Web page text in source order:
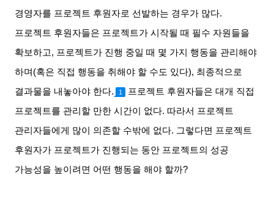
경영자를 프로젝트 후원자로 선발하는 경우가 많다.
프로젝트 후원자들은 프로젝트가 시작될 때 필수 자원들을
확보하고, 프로젝트가 진행 중일 때 몇 가지 행동을 관리해야
하며 (혹은 직접 행동을 취해야 할 수도 있다), 최종적으로
결과물을 내놓아야 한다. 1
프로젝트 후원자들은 대개 직접
프로젝트를 관리할 만한 시간이 없다. 따라서 프로젝트
관리자들에게 많이 의존할 수밖에 없다. 그렇다면 프로젝트
후원자가 프로젝트가 진행되는 동안 프로젝트의 성공
가능성을 높이려면 어떤 행동을 해야 할까?